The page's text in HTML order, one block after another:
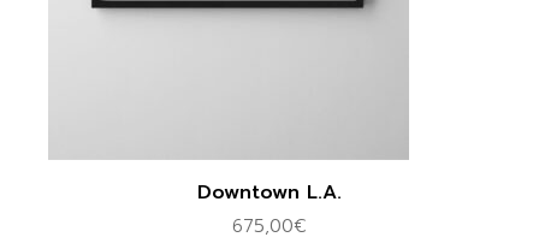
Downtown L.A.
675,00€